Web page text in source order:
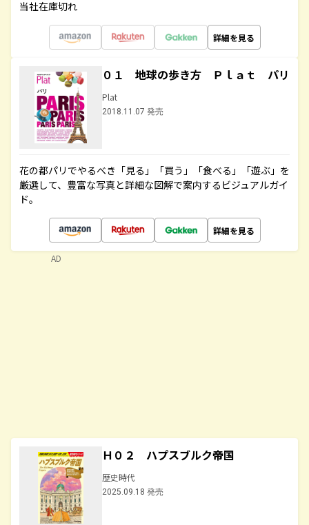
当社在庫切れ
詳細を見る
０１ 地球の歩き方 Ｐｌａｔ パリ
Plat
2018.11.07 発売
花の都パリでやるべき「見る」「買う」「食べる」「遊ぶ」を
厳選して、豊富な写真と詳細な図解で案内するビジュアルガイ
ド。
詳細を見る
Ｈ０２ ハプスブルク帝国
歴史時代
2025.09.18 発売
AD